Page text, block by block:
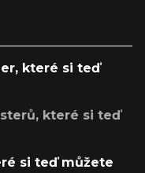
které si teď
které si teď
si teď můžete